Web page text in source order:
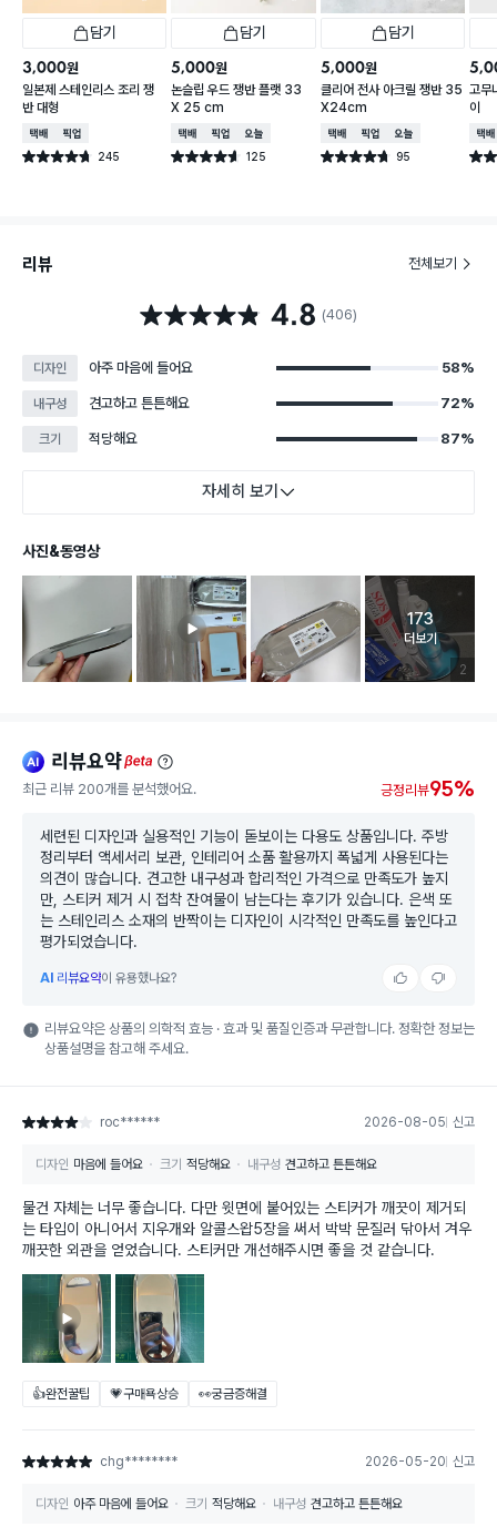
담기
3,000원
일본제 스테인리스 조리 쟁
반 대형
택배배송매장픽업
별점 4.7점 245
건 작성
담기
5,000원
논슬립 우드 쟁반 플랫 33
X 25 cm
택배배송매장픽업오늘배송
별점 4.6점 125
건 작성
담기
5,000원
클리어 전사 아크릴 쟁반 35
X24cm
택배배송매장픽업오늘배송
별점 4.7점 95
건 작성
고무
이
택배
별점
리뷰 전체보기
별점 4.8점 4.8 (406)
디자인 아주 마음에 들어요 58%
내구성 견고하고 튼튼해요 72%
크기 적당해요 87%
자세히 보기
사진&동영상
리뷰 이
2
고객 리뷰
173
더보기
ai 리뷰요약beta
최근 리뷰 200개를 분석했어요. 긍정리뷰95%
세련된 디자인과 실용적인 기능이 돋보이는 다용도 상품입니다. 주방
정리부터 액세서리 보관, 인테리어 소품 활용까지 폭넓게 사용된다는
의견이 많습니다. 견고한 내구성과 합리적인 가격으로 만족도가 높지
만, 스티커 제거 시 접착 잔여물이 남는다는 후기가 있습니다. 은색 또
는 스테인리스 소재의 반짝이는 디자인이 시각적인 만족도를 높인다고
평가되었습니다.
AI 리뷰요약이 유용했나요?
리뷰요약은 상품의 의학적 효능 · 효과 및 품질인증과 무관합니다. 정확한 정보는
상품설명을 참고해 주세요.
별점 4점 roc****** 2026-08-05 신고
디자인 마음에 들어요 크기 적당해요 내구성 견고하고 튼튼해요
물건 자체는 너무 좋습니다. 다만 윗면에 붙어있는 스티커가 깨끗이 제거되
는 타입이 아니어서 지우개와 알콜스왑5장을 써서 박박 문질러 닦아서 겨우
깨끗한 외관을 얻었습니다. 스티커만 개선해주시면 좋을 것 같습니다.
👍완전꿀팁 💗구매욕상승 👀궁금증해결
별점 5점 chg******** 2026-05-20 신고
디자인 아주 마음에 들어요 크기 적당해요 내구성 견고하고 튼튼해요